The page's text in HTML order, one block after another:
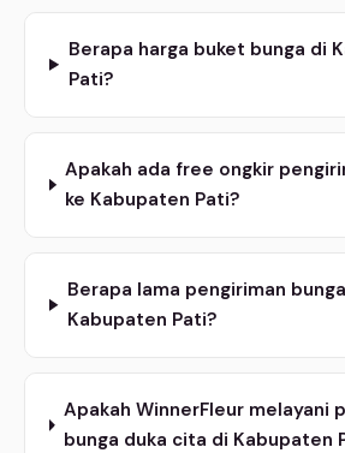
Berapa harga buket bunga di
Pati?
Apakah ada free ongkir
ke Kabupaten Pati?
Berapa lama pengiriman
Kabupaten Pati?
Apakah WinnerFleur melayani
bunga duka cita di Kabupaten